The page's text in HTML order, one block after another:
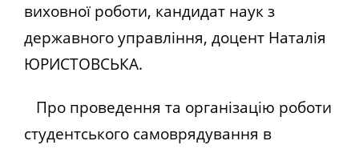
виховної роботи, кандидат наук з
державного управління, доцент Наталія
ЮРИСТОВСЬКА.
Про проведення та організацію роботи
студентського самоврядування в